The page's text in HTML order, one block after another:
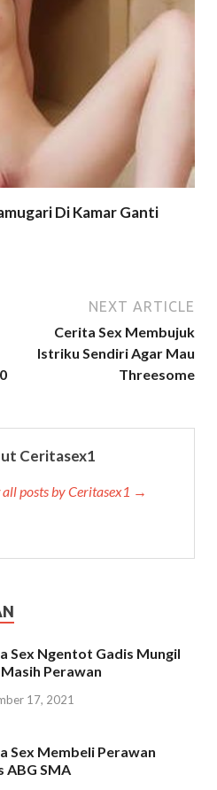
Di Kamar Ganti
NEXT ARTICLE
Cerita Sex Membujuk
Istriku Sendiri Agar Mau
Threesome
Ceritasex1
all posts by Ceritasex1 →
Sex Ngentot Gadis Mungil
Perawan
17, 2021
Sex Membeli Perawan
ABG SMA